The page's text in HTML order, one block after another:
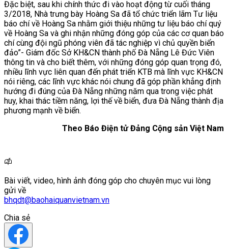
Đặc biệt, sau khi chính thức đi vào hoạt động từ cuối tháng
3/2018, Nhà trưng bày Hoàng Sa đã tổ chức triển lãm Tư liệu
báo chí về Hoàng Sa nhằm giới thiệu những tư liệu báo chí quý
về Hoàng Sa và ghi nhận những đóng góp của các cơ quan báo
chí cùng đội ngũ phóng viên đã tác nghiệp vì chủ quyền biển
đảo”- Giám đốc Sở KH&CN thành phố Đà Nẵng Lê Đức Viên
thông tin và cho biết thêm, với những đóng góp quan trọng đó,
nhiều lĩnh vực liên quan đến phát triển KTB mà lĩnh vực KH&CN
nói riêng, các lĩnh vực khác nói chung đã góp phần khẳng định
hướng đi đúng của Đà Nẵng những năm qua trong việc phát
huy, khai thác tiềm năng, lợi thế về biển, đưa Đà Nẵng thành địa
phương mạnh về biển.
Theo Báo Điện tử Đảng Cộng sản Việt Nam
Bài viết, video, hình ảnh đóng góp cho chuyên mục vui lòng
gửi về
bhqdt@baohaiquanvietnam.vn
Chia sẻ